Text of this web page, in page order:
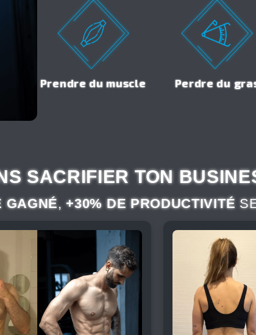
Prendre du muscle Perdre du
SACRIFIER TON
GAGNÉ,+30% DE PRODUCTIVITÉ